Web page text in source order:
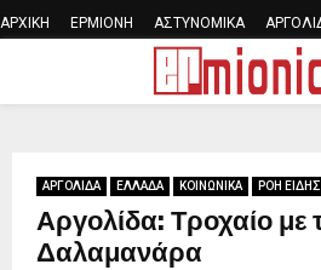
ΑΡΧΙΚΗ ΕΡΜΙΟΝΗ ΑΣΤΥΝΟΜΙΚΑ
ΑΡΓΟΛΙΔΑ ΕΛΛΑΔΑ ΚΟΙΝΩΝΙΚΑ ΡΟΗ
Αργολίδα: Τροχαίο με
Δαλαμανάρα